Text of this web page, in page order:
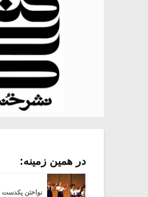
در همین زمینه:
نواختن یکدست